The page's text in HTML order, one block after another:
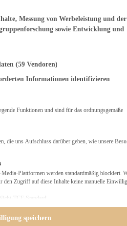
Messung von Werbeleistung und der
sowie Entwicklung und
(59 Vendoren)
Informationen identifizieren
für die eine Einwilligung erteilt werden
Funktionen und sind für das ordnungsgemäße
die uns Aufschluss darüber geben, wie unsere
Plattformen werden standardmäßig blockiert.
den Zugriff auf diese Inhalte keine manuelle
TCF-Standard
speichern